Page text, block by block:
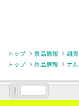
トップ 景品情報 雑貨
トップ
景品情報